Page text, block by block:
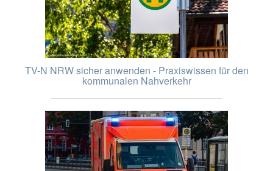
TV-N NRW sicher anwenden - Praxiswissen für den
kommunalen Nahverkehr